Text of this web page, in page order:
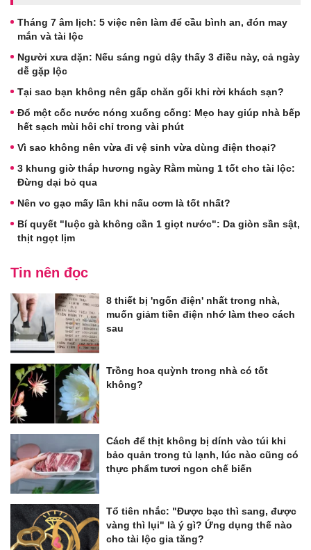
Tháng 7 âm lịch: 5 việc nên làm để cầu bình an, đón may
mắn và tài lộc
Người xưa dặn: Nếu sáng ngủ dậy thấy 3 điều này, cả ngày
dễ gặp lộc
Tại sao bạn không nên gấp chăn gối khi rời khách sạn?
Đổ một cốc nước nóng xuống cống: Mẹo hay giúp nhà bếp
hết sạch mùi hôi chỉ trong vài phút
Vì sao không nên vừa đi vệ sinh vừa dùng điện thoại?
3 khung giờ thắp hương ngày Rằm mùng 1 tốt cho tài lộc:
Đừng dại bỏ qua
Nên vo gạo mấy lần khi nấu cơm là tốt nhất?
Bí quyết "luộc gà không cần 1 giọt nước": Da giòn sần sật,
thịt ngọt lịm
Tin nên đọc
8 thiết bị 'ngốn điện' nhất trong nhà,
muốn giảm tiền điện nhớ làm theo cách
sau
Trồng hoa quỳnh trong nhà có tốt
không?
Cách để thịt không bị dính vào túi khi
bảo quản trong tủ lạnh, lúc nào cũng có
thực phẩm tươi ngon chế biến
Tổ tiên nhắc: "Được bạc thì sang, được
vàng thì lụi" là ý gì? Ứng dụng thế nào
cho tài lộc gia tăng?